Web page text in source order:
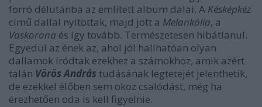
forró délutánba az említett album dalai. A Késképkéz
című dallal nyitottak, majd jött a Melankólia, a
Vaskorona és így tovább. Természetesen hibátlanul.
Egyedül az ének az, ahol jól hallhatóan olyan
dallamok íródtak ezekhez a számokhoz, amik azért
talán Vörös András tudásának legtetejét jelenthetik,
de ezekkel élőben sem okoz csalódást, még ha
érezhetően oda is kell figyelnie.